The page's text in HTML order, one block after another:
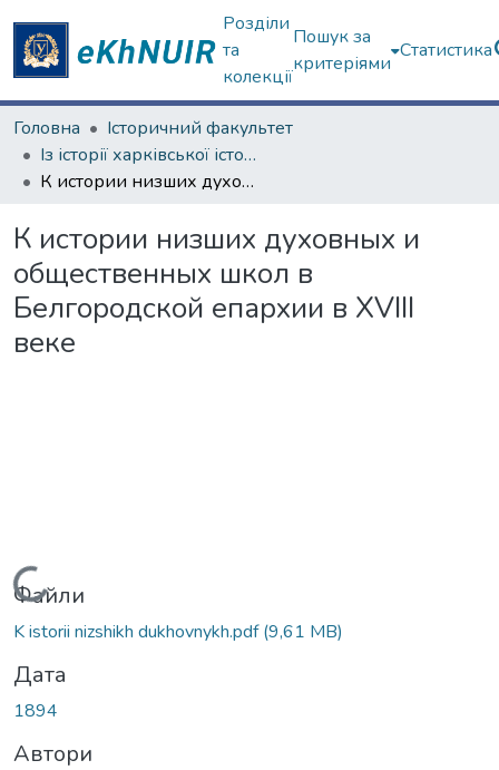
Розділи
та
колекції
Пошук за
критеріями
Статистика
Головна
Історичний факультет
Із історії харківської історичної школи
К истории низших духовных и общественных школ в Белгородской епархии в XVIII веке
К истории низших духовных и
общественных школ в
Белгородской епархии в XVIII
веке
Вантажиться...
Файли
K istorii nizshikh dukhovnykh.pdf(9,61 MB)
Дата
1894
Автори